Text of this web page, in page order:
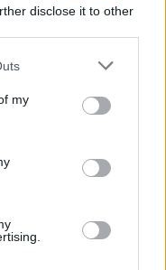
disclose it to other
my